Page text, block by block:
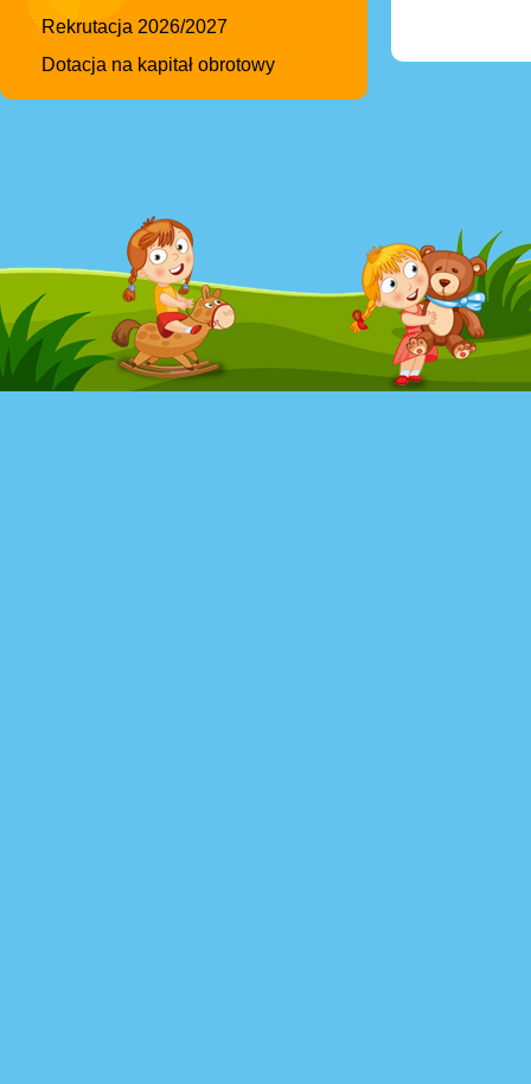
Rekrutacja 2026/2027
Dotacja na kapitał obrotowy